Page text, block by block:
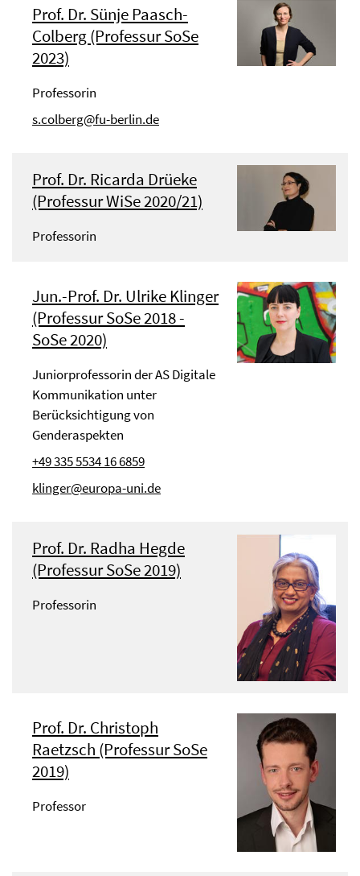
Prof. Dr. Sünje Paasch-
Colberg (Professur SoSe
2023)
Professorin
s.colberg@fu-berlin.de
Prof. Dr. Ricarda Drüeke
(Professur WiSe 2020/21)
Professorin
Jun.-Prof. Dr. Ulrike Klinger
(Professur SoSe 2018 -
SoSe 2020)
Juniorprofessorin der AS Digitale
Kommunikation unter
Berücksichtigung von
Genderaspekten
+49 335 5534 16 6859
klinger@europa-uni.de
Prof. Dr. Radha Hegde
(Professur SoSe 2019)
Professorin
Prof. Dr. Christoph
Raetzsch (Professur SoSe
2019)
Professor